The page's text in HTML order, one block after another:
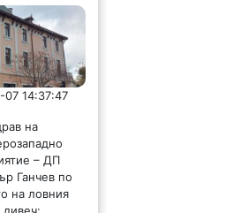
на
– ДП
Ганчев по
на ловния
дивеч:
и